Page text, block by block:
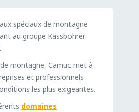
spéciaux de montagne
au groupe Kässbohrer
montagne, Camuc met à
et professionnels
les plus exigeantes.
domaines